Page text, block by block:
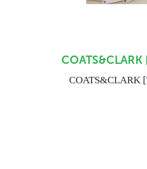
COATS&CLARK
COATS&CLARK